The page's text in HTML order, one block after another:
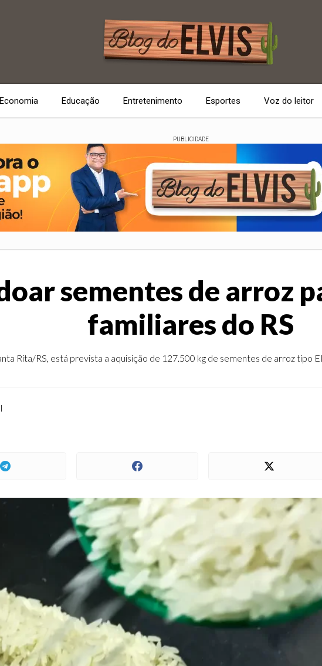
Economia Educação Entretenimento Esportes Voz do leitor
PUBLICIDADE
sementes de arroz
familiares do RS
Rita/RS, está prevista a aquisição de 127.500 kg de sementes de arroz tipo